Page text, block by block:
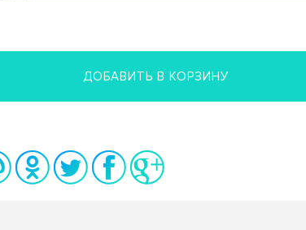
ДОБАВИТЬ В КОРЗИНУ